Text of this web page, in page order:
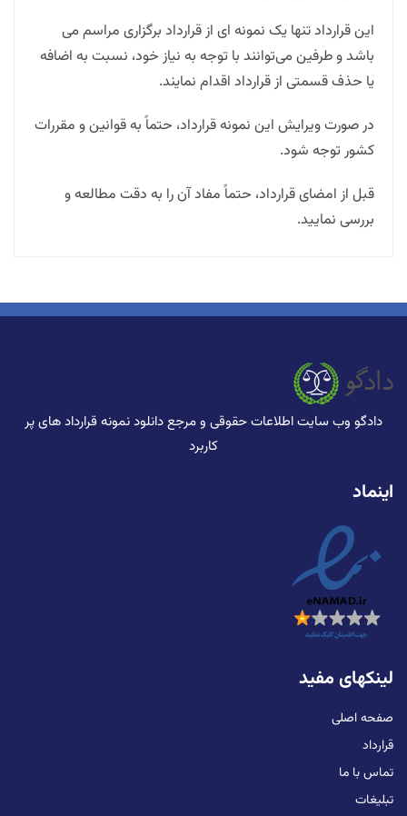
این قرارداد تنها یک نمونه ای از قرارداد برگزاری مراسم می
باشد و طرفین می‌توانند با توجه به نیاز خود، نسبت به اضافه
یا حذف قسمتی از قرارداد اقدام نمایند.
در صورت ویرایش این نمونه قرارداد، حتماً به قوانین و مقررات
کشور توجه شود.
قبل از امضای قرارداد، حتماً مفاد آن را به دقت مطالعه و
بررسی نمایید.
دادگو وب سایت اطلاعات حقوقی و مرجع دانلود نمونه قرارداد های پر
کاربرد
اینماد
لینکهای مفید
صفحه اصلی
قرارداد
تماس با ما
تبلیغات